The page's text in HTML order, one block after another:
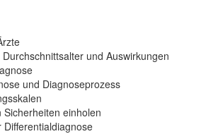
und Auswirkungen
und Diagnoseprozess
Sicherheiten einholen
Differentialdiagnose